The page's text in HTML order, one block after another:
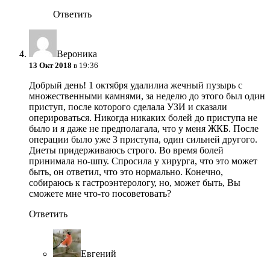
Ответить
Вероника
13 Окт 2018 в 19:36
Добрый день! 1 октября удалилиа жечный пузырь с
множественными камнями, за неделю до этого был один
приступ, после которого сделала УЗИ и сказали
оперироваться. Никогда никаких болей до приступа не
было и я даже не предполагала, что у меня ЖКБ. После
операции было уже 3 приступа, один сильней другого.
Диеты придерживаюсь строго. Во время болей
принимала но-шпу. Спросила у хирурга, что это может
быть, он ответил, что это нормально. Конечно,
собираюсь к гастроэнтерологу, но, может быть, Вы
сможете мне что-то посоветовать?
Ответить
Евгений